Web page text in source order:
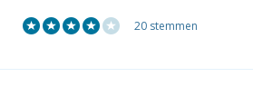
20 stemmen